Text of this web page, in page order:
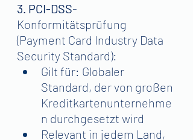
3. PCI-DSS-
Konformitätsprüfung
(Payment Card Industry Data
Security Standard):
Gilt für: Globaler
Standard, der von großen
Kreditkartenunternehme
n durchgesetzt wird
Relevant in jedem Land,